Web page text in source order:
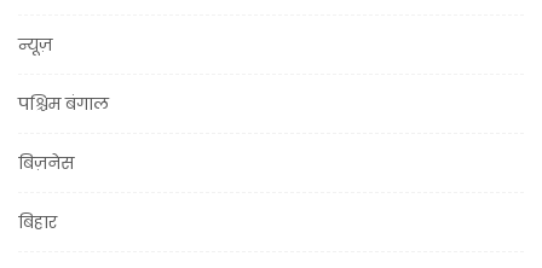
न्यूज़
पश्चिम बंगाल
बिज़नेस
बिहार